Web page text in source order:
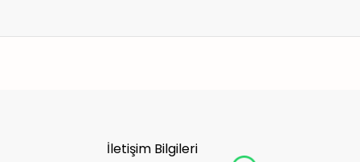
İletişim Bilgileri